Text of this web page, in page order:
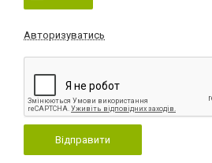
Авторизуватись
Відправити